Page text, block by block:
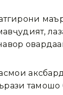
тамошо